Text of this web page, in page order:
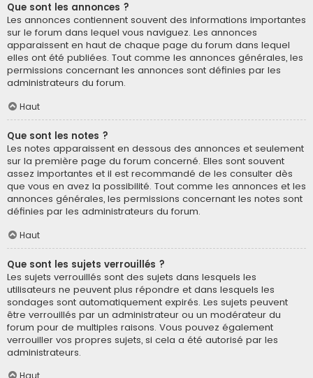
Que sont les annonces ?
Les annonces contiennent souvent des informations importantes
sur le forum dans lequel vous naviguez. Les annonces
apparaissent en haut de chaque page du forum dans lequel
elles ont été publiées. Tout comme les annonces générales, les
permissions concernant les annonces sont définies par les
administrateurs du forum.
Haut
Que sont les notes ?
Les notes apparaissent en dessous des annonces et seulement
sur la première page du forum concerné. Elles sont souvent
assez importantes et il est recommandé de les consulter dès
que vous en avez la possibilité. Tout comme les annonces et les
annonces générales, les permissions concernant les notes sont
définies par les administrateurs du forum.
Haut
Que sont les sujets verrouillés ?
Les sujets verrouillés sont des sujets dans lesquels les
utilisateurs ne peuvent plus répondre et dans lesquels les
sondages sont automatiquement expirés. Les sujets peuvent
être verrouillés par un administrateur ou un modérateur du
forum pour de multiples raisons. Vous pouvez également
verrouiller vos propres sujets, si cela a été autorisé par les
administrateurs.